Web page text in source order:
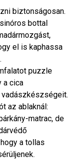
biztonságosan.
bottal
el is kaphassa
puzzle
a cica
vadászkészségeit.
az ablaknál:
matrac, de
a tollas